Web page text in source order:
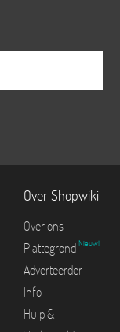
Over Shopwiki
Over ons
Plattegrond Nieuw!
Adverteerder
Info
Hulp &